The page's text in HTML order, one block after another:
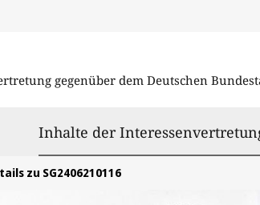
gegenüber dem Deutschen
Inhalte der
zu SG2406210116